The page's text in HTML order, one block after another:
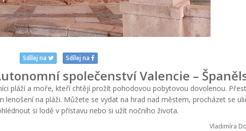
Sdílej na Sdílej na
společenství Valencie –
pláží a moře, kteří chtějí prožít pohodovou pobytovou dovolenou.
lenošení na pláži. Můžete se vydat na hrad nad městem, procházet se
si lodě v přístavu nebo si užít nočního života.
Vladimíra